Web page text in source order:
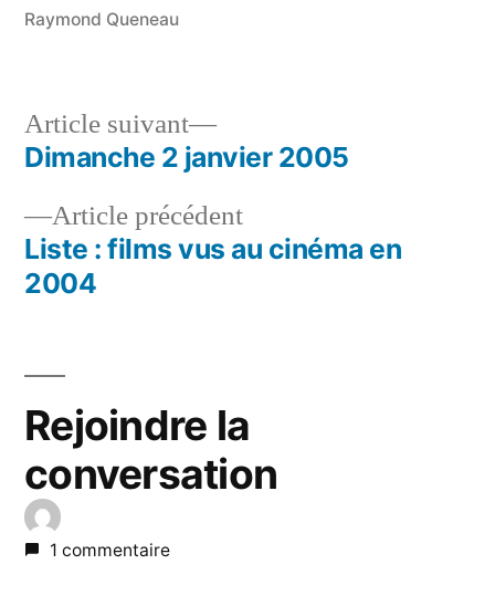
Raymond Queneau
Navigation
de
l’article
Article précédentArticle
précédent :
Liste : films vus au cinéma en
2004
Article suivant
Article
suivant :
Dimanche 2 janvier 2005
Rejoindre la
conversation
1 commentaire